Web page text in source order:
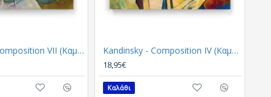
Kandinsky - Composition VII (Καμβάς) Kandinsky - Composition IV (Καμβάς)
18,95€
Καλάθι